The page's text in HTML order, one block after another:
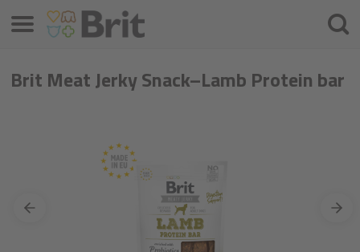
Brit Meat Jerky Snack–Lamb Protein bar
Menü